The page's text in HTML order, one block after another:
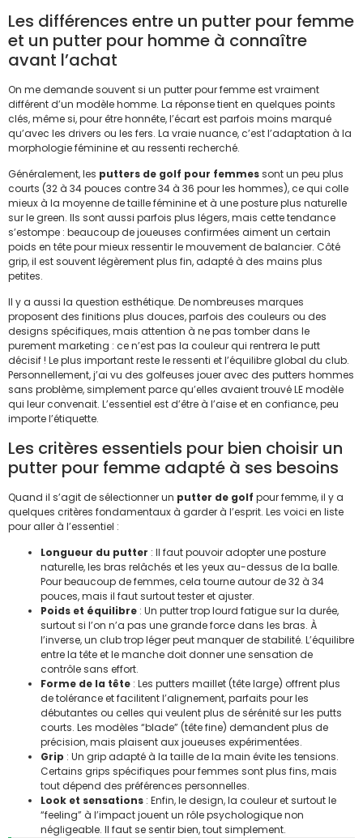
Les différences entre un putter pour femme
et un putter pour homme à connaître
avant l’achat
On me demande souvent si un putter pour femme est vraiment
différent d’un modèle homme. La réponse tient en quelques points
clés, même si, pour être honnête, l’écart est parfois moins marqué
qu’avec les drivers ou les fers. La vraie nuance, c’est l’adaptation à la
morphologie féminine et au ressenti recherché.
Généralement, les putters de golf pour femmessont un peu plus
courts (32 à 34 pouces contre 34 à 36 pour les hommes), ce qui colle
mieux à la moyenne de taille féminine et à une posture plus naturelle
sur le green. Ils sont aussi parfois plus légers, mais cette tendance
s’estompe : beaucoup de joueuses confirmées aiment un certain
poids en tête pour mieux ressentir le mouvement de balancier. Côté
grip, il est souvent légèrement plus fin, adapté à des mains plus
petites.
Il y a aussi la question esthétique. De nombreuses marques
proposent des finitions plus douces, parfois des couleurs ou des
designs spécifiques, mais attention à ne pas tomber dans le
purement marketing : ce n’est pas la couleur qui rentrera le putt
décisif ! Le plus important reste le ressenti et l’équilibre global du club.
Personnellement, j’ai vu des golfeuses jouer avec des putters hommes
sans problème, simplement parce qu’elles avaient trouvé LE modèle
qui leur convenait. L’essentiel est d’être à l’aise et en confiance, peu
importe l’étiquette.
Les critères essentiels pour bien choisir un
putter pour femme adapté à ses besoins
Quand il s’agit de sélectionner un putter de golf pour femme, il y a
quelques critères fondamentaux à garder à l’esprit. Les voici en liste
pour aller à l’essentiel :
Longueur du putter : Il faut pouvoir adopter une posture
naturelle, les bras relâchés et les yeux au-dessus de la balle.
Pour beaucoup de femmes, cela tourne autour de 32 à 34
pouces, mais il faut surtout tester et ajuster.
Poids et équilibre : Un putter trop lourd fatigue sur la durée,
surtout si l’on n’a pas une grande force dans les bras. À
l’inverse, un club trop léger peut manquer de stabilité. L’équilibre
entre la tête et le manche doit donner une sensation de
contrôle sans effort.
Forme de la tête : Les putters maillet (tête large) offrent plus
de tolérance et facilitent l’alignement, parfaits pour les
débutantes ou celles qui veulent plus de sérénité sur les putts
courts. Les modèles “blade” (tête fine) demandent plus de
précision, mais plaisent aux joueuses expérimentées.
Grip : Un grip adapté à la taille de la main évite les tensions.
Certains grips spécifiques pour femmes sont plus fins, mais
tout dépend des préférences personnelles.
Look et sensations : Enfin, le design, la couleur et surtout le
“feeling” à l’impact jouent un rôle psychologique non
négligeable. Il faut se sentir bien, tout simplement.